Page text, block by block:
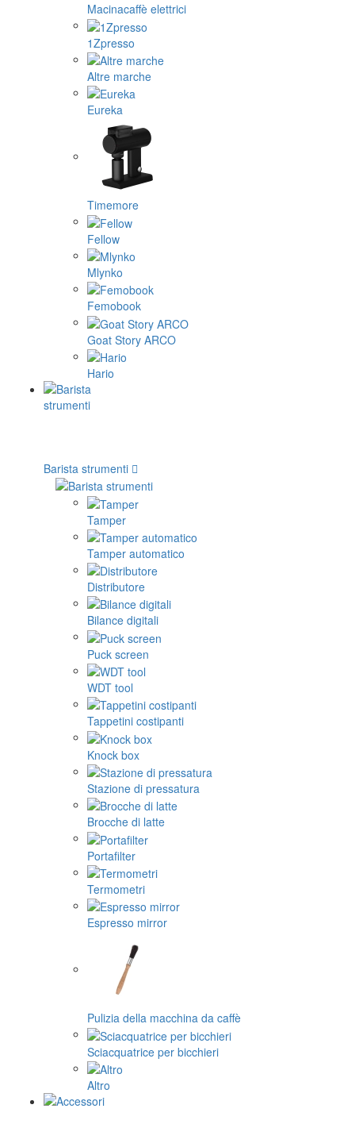
Macinacaffè elettrici
1Zpresso
Altre marche
Eureka
Timemore
Fellow
Mlynko
Femobook
Goat Story ARCO
Hario
Barista strumenti
Tamper
Tamper automatico
Distributore
Bilance digitali
Puck screen
WDT tool
Tappetini costipanti
Knock box
Stazione di pressatura
Brocche di latte
Portafilter
Termometri
Espresso mirror
Pulizia della macchina da caffè
Sciacquatrice per bicchieri
Altro